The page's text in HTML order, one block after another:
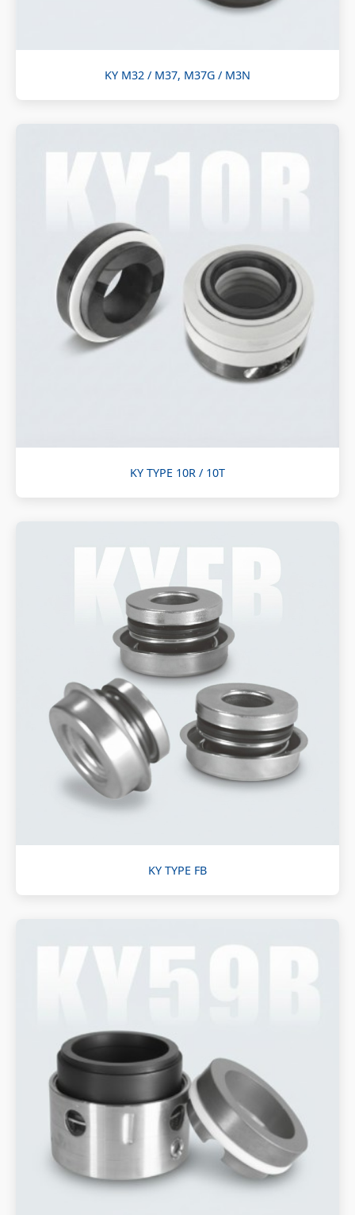
KY M32 / M37, M37G / M3N
KY TYPE 10R / 10T
KY TYPE FB